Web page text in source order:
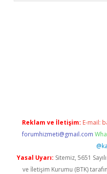
Reklam ve İletişim: E-mail:
forumhizmeti@gmail.com
Yasal Uyarı: Sitemiz, 5651
ve İletişim Kurumu (BTK)